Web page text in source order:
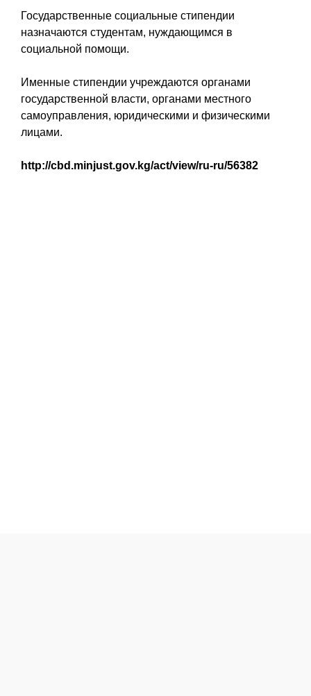
Государственные социальные стипендии
назначаются студентам, нуждающимся в
социальной помощи.
Именные стипендии учреждаются органами
государственной власти, органами местного
самоуправления, юридическими и физическими
лицами.
http://cbd.minjust.gov.kg/act/view/ru-ru/56382